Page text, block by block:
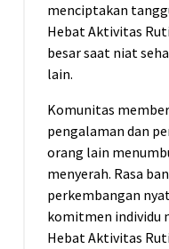
menciptakan
Hebat Aktivitas
besar saat niat
lain.
Komunitas
pengalaman dan
orang lain
menyerah. Rasa
perkembangan
komitmen individu
Hebat Aktivitas